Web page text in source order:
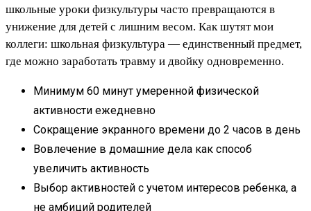
школьные уроки физкультуры часто превращаются в
унижение для детей с лишним весом. Как шутят мои
коллеги: школьная физкультура — единственный предмет,
где можно заработать травму и двойку одновременно.
Минимум 60 минут умеренной физической
активности ежедневно
Сокращение экранного времени до 2 часов в день
Вовлечение в домашние дела как способ
увеличить активность
Выбор активностей с учетом интересов ребенка, а
не амбиций родителей